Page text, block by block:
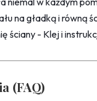
na gładką i równą
ściany - Klej i
(FAQ)